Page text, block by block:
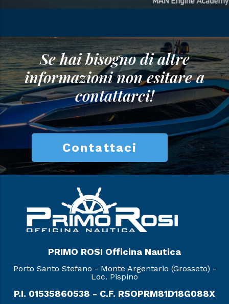
Se hai bisogno di altre
informazioni non esitare a
contattarci!
Contattaci
PRIMO ROSI Officina Nautica
Porto Santo Stefano - Monte Argentario (Grosseto) -
Loc. Pispino
P.I. 01535860538 - C.F. RSOPRM81D18G088X